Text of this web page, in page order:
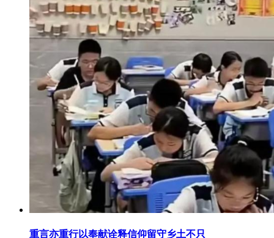
重言亦重行以奉献诠释信仰留守乡土不只